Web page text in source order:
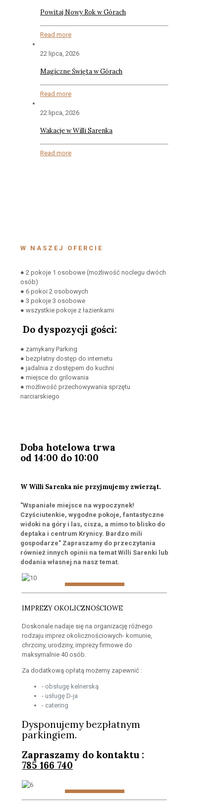
Powitaj Nowy Rok w Górach
Read more
22 lipca, 2026
Magiczne Święta w Górach
Read more
22 lipca, 2026
Wakacje w Willi Sarenka
Read more
W NASZEJ OFERCIE
● 2 pokoje 1 osobowe (możliwość noclegu dwóch
osób)
● 6 pokoi 2 osobowych
● 3 pokoje 3 osobowe
● wszystkie pokoje z łazienkami
Do dyspozycji gości:
● zamykany Parking
● bezpłatny dostęp do internetu
● jadalnia z dostępem do kuchni
● miejsce do grilowania
● możliwość przechowywania sprzętu
narciarskiego
Doba hotelowa trwa
od 14:00 do 10:00
W Willi Sarenka nie przyjmujemy zwierząt.
"Wspaniałe miejsce na wypoczynek!
Czyściutenkie, wygodne pokoje, fantastyczne
widoki na góry i las, cisza, a mimo to blisko do
deptaka i centrum Krynicy. Bardzo mili
gospodarze" Zapraszamy do przeczytania
również innych opinii na temat Willi Sarenki lub
dodania własnej na nasz temat.
IMPREZY OKOLICZNOŚCIOWE
Doskonale nadaje się na organizację różnego
rodzaju imprez okolicznościowych- komunie,
chrzciny, urodziny, imprezy firmowe do
maksymalnie 40 osób.
Za dodatkową opłatą możemy zapewnić :
- obsługę kelnerską
- usługę D-ja
- catering
Dysponujemy bezpłatnym
parkingiem.
Zapraszamy do kontaktu :
785 166 740